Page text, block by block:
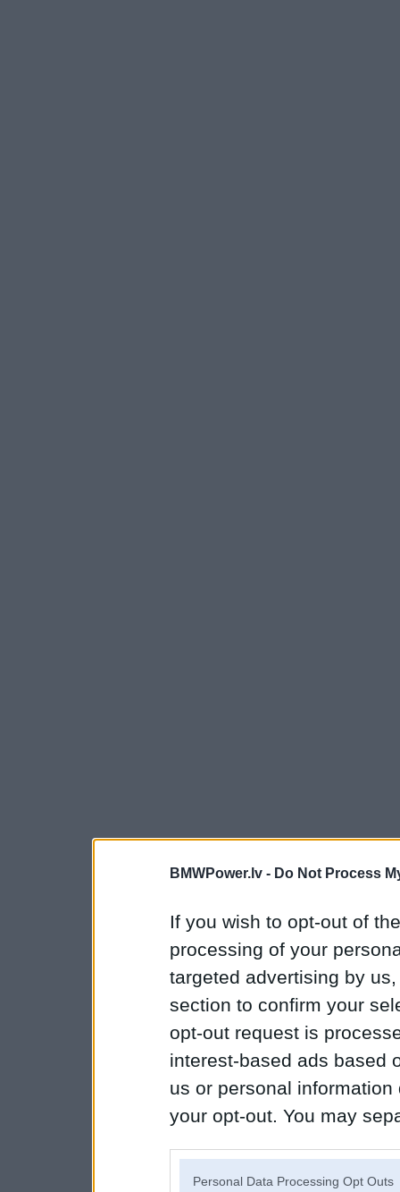
BMWPower.lv - Do Not Process
If you wish to opt-out of
processing of your
targeted advertising by
section to confirm your
opt-out request is
interest-based ads based
us or personal
your opt-out. You may
Personal Data Processing Opt Outs